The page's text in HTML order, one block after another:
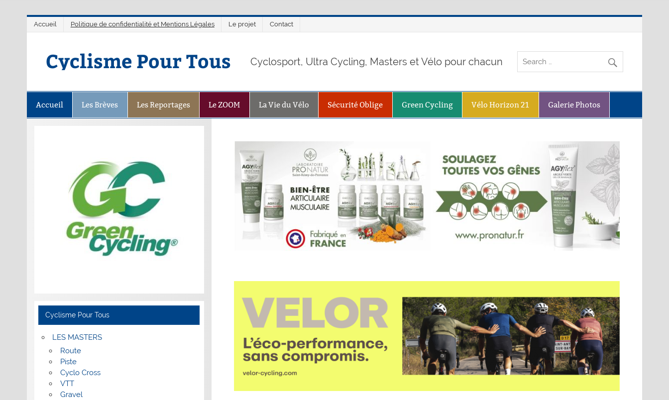
Accueil Politique de confidentialité et Mentions Légales Le projet Contact
Cyclisme Pour Tous Cyclosport, Ultra Cycling, Masters et Vélo pour chacun
Accueil Les Brèves Les Reportages Le ZOOM La Vie du Vélo Sécurité Oblige Green Cycling Vélo Horizon 21 Galerie Photos
Cyclisme Pour Tous
LES MASTERS
Route
Piste
Cyclo Cross
VTT
Gravel